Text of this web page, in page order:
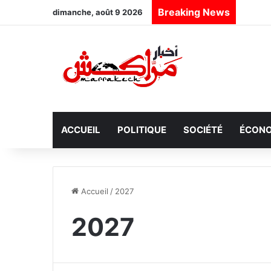
dimanche, août 9 2026 Breaking News
ACCUEIL POLITIQUE SOCIÉTÉ
Accueil / 2027
2027